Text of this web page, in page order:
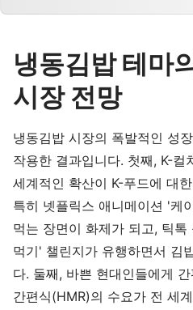
냉동김밥 테마
시장 전망
냉동김밥 시장의 폭발적인 성
작용한 결과입니다. 첫째, K-컬
세계적인 확산이 K-푸드에 대
특히 넷플릭스 애니메이션 '케
먹는 장면이 화제가 되고, 틱
먹기' 챌린지가 유행하면서 김
다. 둘째, 바쁜 현대인들에게
간편식(HMR)의 수요가 전 세